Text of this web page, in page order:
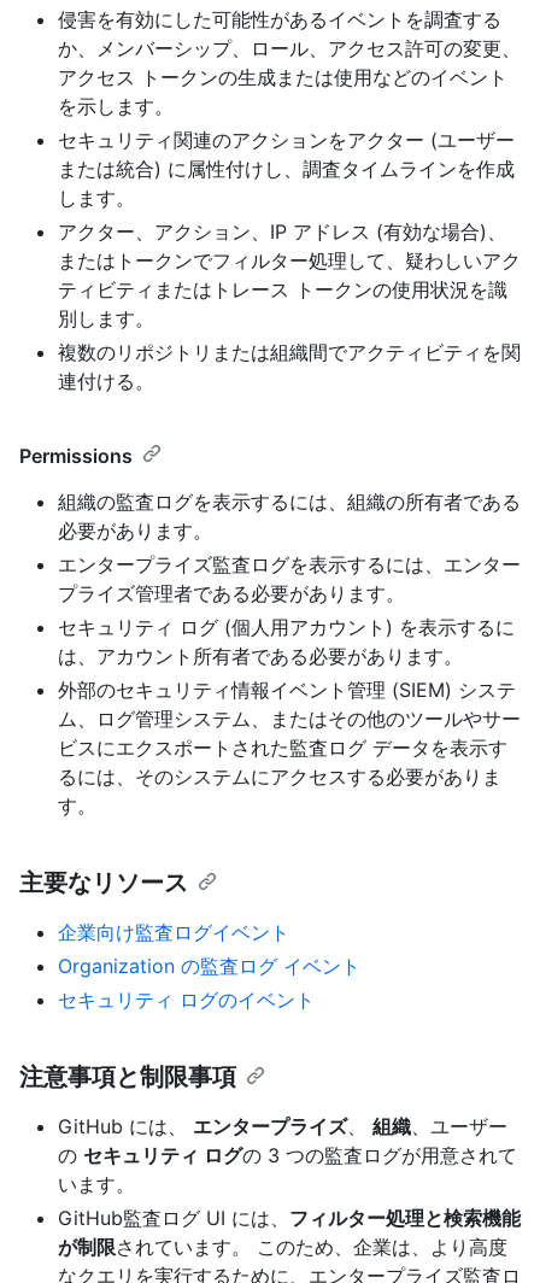
侵害を有効にした可能性があるイベントを調査する
か、メンバーシップ、ロール、アクセス許可の変更、
アクセス トークンの生成または使用などのイベント
を示します。
セキュリティ関連のアクションをアクター (ユーザー
または統合) に属性付けし、調査タイムラインを作成
します。
アクター、アクション、IP アドレス (有効な場合)、
またはトークンでフィルター処理して、疑わしいアク
ティビティまたはトレース トークンの使用状況を識
別します。
複数のリポジトリまたは組織間でアクティビティを関
連付ける。
Permissions
組織の監査ログを表示するには、組織の所有者である
必要があります。
エンタープライズ監査ログを表示するには、エンター
プライズ管理者である必要があります。
セキュリティ ログ (個人用アカウント) を表示するに
は、アカウント所有者である必要があります。
外部のセキュリティ情報イベント管理 (SIEM) システ
ム、ログ管理システム、またはその他のツールやサー
ビスにエクスポートされた監査ログ データを表示す
るには、そのシステムにアクセスする必要がありま
す。
主要なリソース
企業向け監査ログイベント
Organization の監査ログ イベント
セキュリティ ログのイベント
注意事項と制限事項
GitHub には、 エンタープライズ、 組織、ユーザー
の セキュリティ ログの 3 つの監査ログが用意されて
います。
GitHub監査ログ UI には、 フィルター処理と検索機能
が制限されています。 このため、企業は、より高度
なクエリを実行するために、エンタープライズ監査ロ